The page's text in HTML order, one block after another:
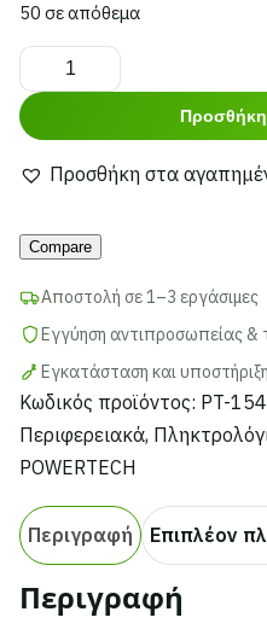
50 σε απόθεμα
POWERTECH
set
ασύρματο
&
PT-
1541,
2.4GHz,
μαύρο
ποσότητα
Προσθήκη
Προσθήκη στα
Compare
Αποστολή σε 1–3 εργάσιμες
Εγγύηση αντιπροσωπείας &
Εγκατάσταση και
Κωδικός προϊόντος: PT-
Περιφερειακά,
POWERTECH
Περιγραφή Επιπλέον
Περιγραφή